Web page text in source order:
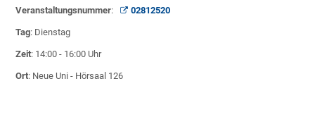
Veranstaltungsnummer: 02812520
Tag: Dienstag
Zeit: 14:00 - 16:00 Uhr
Ort: Neue Uni - Hörsaal 126